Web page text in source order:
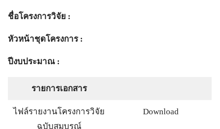
ชื่อโครงการวิจัย :
หัวหน้าชุดโครงการ :
ปีงบประมาณ :
รายการเอกสาร
ไฟล์รายงานโครงการวิจัย
ฉบับสมบูรณ์
Download